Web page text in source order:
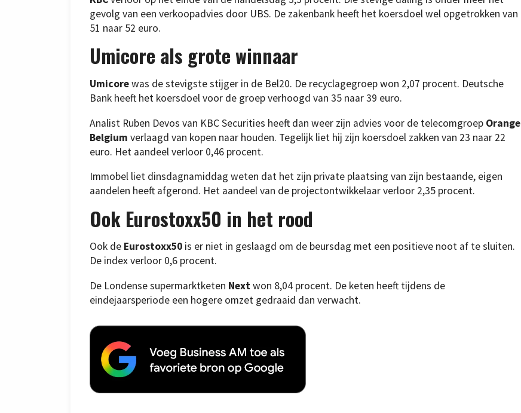
gevolg van een verkoopadvies door UBS. De zakenbank heeft het koersdoel wel opgetrokken van
51 naar 52 euro.
Umicore als grote winnaar
Umicorewas de stevigste stijger in de Bel20. De recyclagegroep won 2,07 procent. Deutsche
Bank heeft het koersdoel voor de groep verhoogd van 35 naar 39 euro.
Analist Ruben Devos van KBC Securities heeft dan weer zijn advies voor de telecomgroep Orange
Belgium verlaagd van kopen naar houden. Tegelijk liet hij zijn koersdoel zakken van 23 naar 22
euro. Het aandeel verloor 0,46 procent.
Immobel liet dinsdagnamiddag weten dat het zijn private plaatsing van zijn bestaande, eigen
aandelen heeft afgerond. Het aandeel van de projectontwikkelaar verloor 2,35 procent.
Ook Eurostoxx50 in het rood
Ook de Eurostoxx50 is er niet in geslaagd om de beursdag met een positieve noot af te sluiten.
De index verloor 0,6 procent.
De Londense supermarktketen Nextwon 8,04 procent. De keten heeft tijdens de
eindejaarsperiode een hogere omzet gedraaid dan verwacht.